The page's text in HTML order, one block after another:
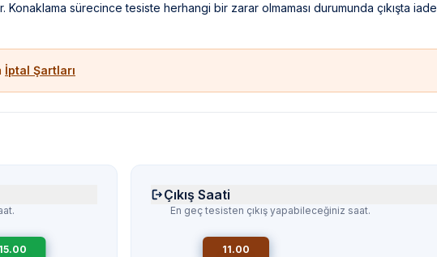
Konaklama sürecince tesiste herhangi bir zarar olmaması durumunda çıkışta iade
İptal Şartları
15.00
Çıkış Saati
En geç tesisten çıkış yapabileceğiniz saat.
11.00